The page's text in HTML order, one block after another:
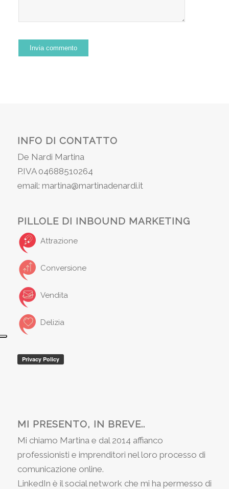
INFO DI CONTATTO
De Nardi Martina
P.IVA 04688510264
email: martina@martinadenardi.it
PILLOLE DI INBOUND MARKETING
Attrazione
Conversione
Vendita
Delizia
MI PRESENTO, IN BREVE..
Mi chiamo Martina e dal 2014 affianco
professionisti e imprenditori nel loro processo di
comunicazione online.
LinkedIn è il social network che mi ha permesso di